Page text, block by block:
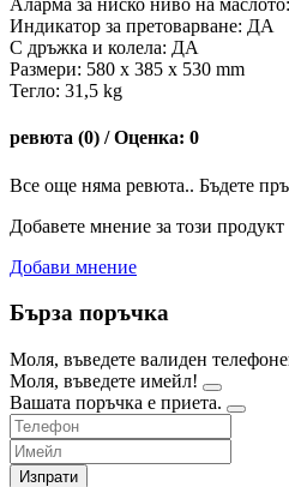
Аларма за ниско ниво на
Индикатор за претоварване: ДА
С дръжка и колела: ДА
Размери: 580 x 385 x 530 mm
Тегло: 31,5 kg
ревюта (0) / Оценка: 0
Все още няма ревюта.. Бъдете
Добавете мнение за този продукт
Добави мнение
Бърза поръчка
Моля, въведете валиден
Моля, въведете имейл!
Вашата поръчка е приета.
Изпрати